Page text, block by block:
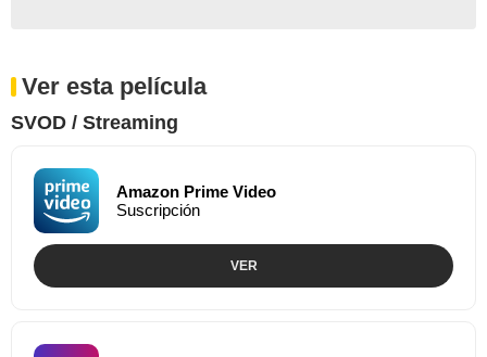
Ver esta película
SVOD / Streaming
Amazon Prime Video
Suscripción
VER